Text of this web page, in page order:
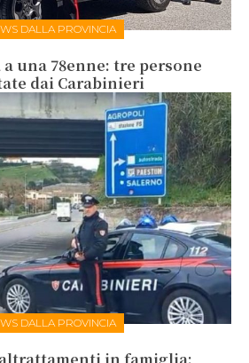
DALLA PROVINCIA
una 78enne: tre persone
dai Carabinieri
DALLA PROVINCIA
in famiglia: